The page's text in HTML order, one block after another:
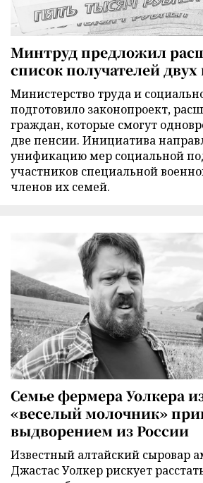
Минтруд предложил
список получателей
Министерство труда и
подготовило законопроект,
граждан, которые смогут
две пенсии. Инициатива
унификацию мер социальной
участников специальной
членов их семей.
Семье фермера Уолкера
«веселый молочник»
выдворением из России
Известный алтайский сыровар
Джастас Уолкер рискует